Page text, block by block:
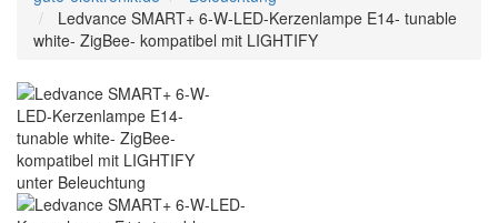
Ledvance SMART+ 6-W-LED-Kerzenlampe E14- tunable
white- ZigBee- kompatibel mit LIGHTIFY